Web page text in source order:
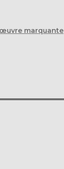
œuvre marquante